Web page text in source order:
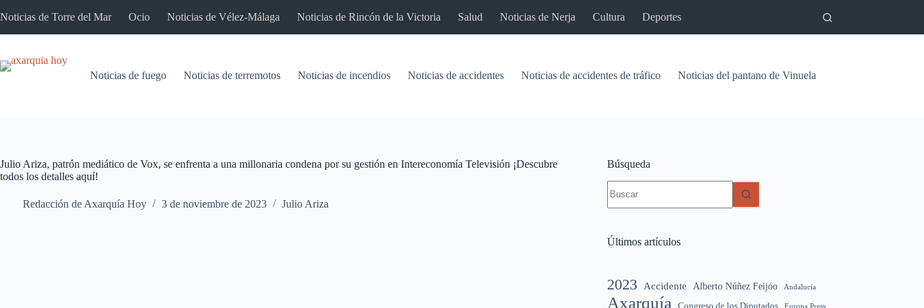
al
Noticias de Torre del Mar Ocio Noticias de Vélez-Málaga Noticias de Rincón de la Victoria Salud Noticias de Nerja Cultura Deportes
Noticias de fuego Noticias de terremotos Noticias de incendios Noticias de accidentes Noticias de accidentes de tráfico Noticias del pantano de Vinuela
Julio Ariza, patrón mediático de Vox, se enfrenta a una millonaria condena por su gestión en Intereconomía Televisión ¡Descubre
todos los detalles aquí!
Redacción de Axarquía Hoy 3 de noviembre de 2023 Julio Ariza
Búsqueda
resultados
Últimos artículos
2023 Accidente Alberto Núñez Feijóo Andalucía
Axarquía Congreso de los Diputados Europa Press